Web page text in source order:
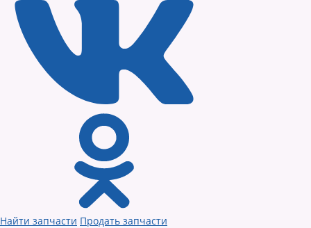
Найти запчасти Продать запчасти